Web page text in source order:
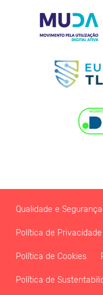
Qualidade e Segurança
Política de
Política de Cookies
Política de